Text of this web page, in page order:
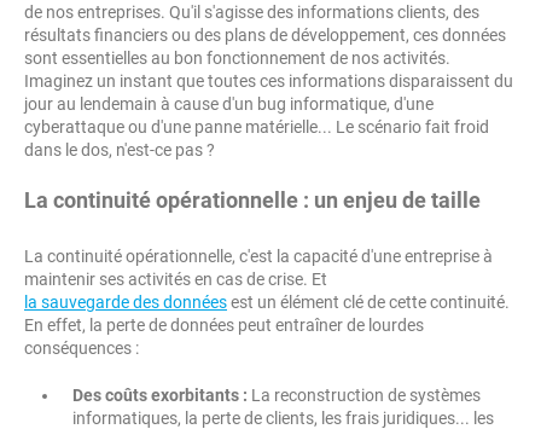
de nos entreprises. Qu'il s'agisse des informations clients, des
résultats financiers ou des plans de développement, ces données
sont essentielles au bon fonctionnement de nos activités.
Imaginez un instant que toutes ces informations disparaissent du
jour au lendemain à cause d'un bug informatique, d'une
cyberattaque ou d'une panne matérielle... Le scénario fait froid
dans le dos, n'est-ce pas ?
La continuité opérationnelle : un enjeu de taille
La continuité opérationnelle, c'est la capacité d'une entreprise à
maintenir ses activités en cas de crise. Et
la sauvegarde des donnéesest un élément clé de cette continuité.
En effet, la perte de données peut entraîner de lourdes
conséquences :
Des coûts exorbitants : La reconstruction de systèmes
informatiques, la perte de clients, les frais juridiques... les